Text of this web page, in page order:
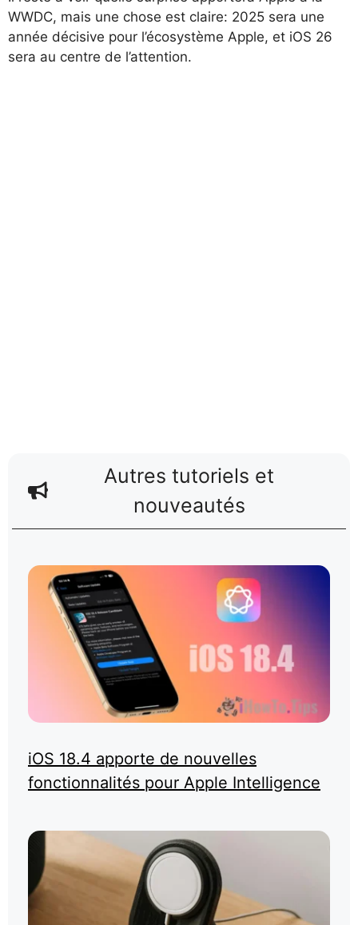
WWDC, mais une chose est claire: 2025 sera une
année décisive pour l’écosystème Apple, et iOS 26
sera au centre de l’attention.
Autres tutoriels et
nouveautés
iOS 18.4 apporte de nouvelles
fonctionnalités pour Apple Intelligence